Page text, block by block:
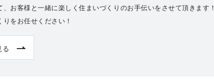
、お客様と一緒に楽しく住まいづくりのお手伝いをさせて頂きます！
をお任せください！
る